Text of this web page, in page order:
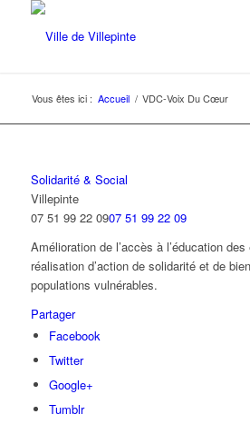
Vous êtes ici : Accueil / VDC-Voix Du Cœur
Solidarité & Social
Villepinte
07 51 99 22 0907 51 99 22 09
Amélioration de l’accès à l’éducation
réalisation d’action de solidarité et de
populations vulnérables.
Partager
Facebook
Twitter
Google+
Tumblr